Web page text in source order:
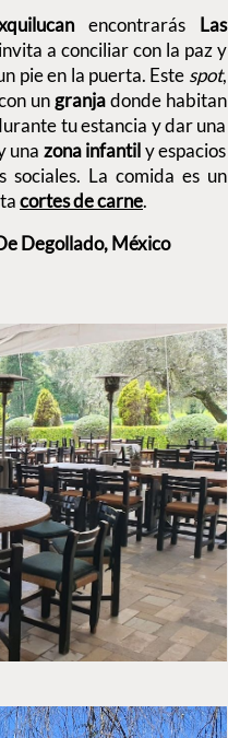
encontrarás Las
a conciliar con la paz y
pie en la puerta. Este spot,
ungranjadonde habitan
tu estancia y dar una
una zona infantily espacios
sociales. La comida es un
cortes de carne.
Degollado, México